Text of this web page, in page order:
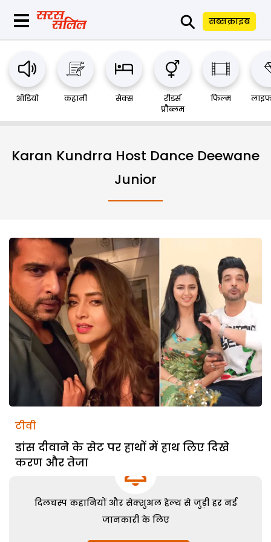
⚲ सब्सक्राइब
ऑडियो कहानी सेक्स
रीडर्स
प्रौब्लम
फिल्म
Karan Kundrra Host Dance Deewane
Junior
टीवी
डांस दीवाने के सेट पर हाथों में हाथ लिए दिखे
करण और तेजा
दिलचस्प कहानियों और सेक्शुअल हेल्थ से जुड़ी हर नई
जानकारी के लिए